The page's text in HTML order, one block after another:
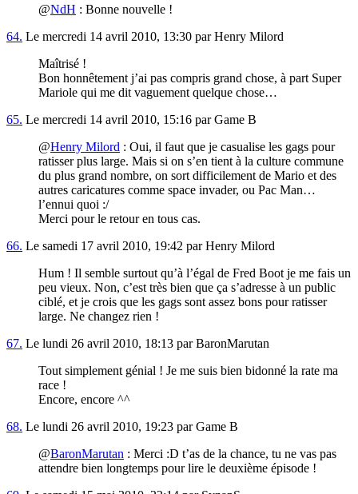
@NdH : Bonne nouvelle !
64. Le mercredi 14 avril 2010, 13:30 par Henry Milord
Maîtrisé !
Bon honnêtement j’ai pas compris grand chose, à part Super
Mariole qui me dit vaguement quelque chose…
65. Le mercredi 14 avril 2010, 15:16 par Game B
@Henry Milord : Oui, il faut que je casualise les gags pour
ratisser plus large. Mais si on s’en tient à la culture commune
du plus grand nombre, on sort difficilement de Mario et des
autres caricatures comme space invader, ou Pac Man…
l’ennui quoi :/
Merci pour le retour en tous cas.
66. Le samedi 17 avril 2010, 19:42 par Henry Milord
Hum ! Il semble surtout qu’à l’égal de Fred Boot je me fais un
peu vieux. Non, c’est très bien que ça s’adresse à un public
ciblé, et je crois que les gags sont assez bons pour ratisser
large. Ne changez rien !
67. Le lundi 26 avril 2010, 18:13 par BaronMarutan
Tout simplement génial ! Je me suis bien bidonné la rate ma
race !
Encore, encore ^^
68. Le lundi 26 avril 2010, 19:23 par Game B
@BaronMarutan : Merci :D t’as de la chance, tu ne vas pas
attendre bien longtemps pour lire le deuxième épisode !